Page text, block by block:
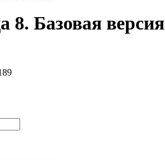
8. Базовая версия